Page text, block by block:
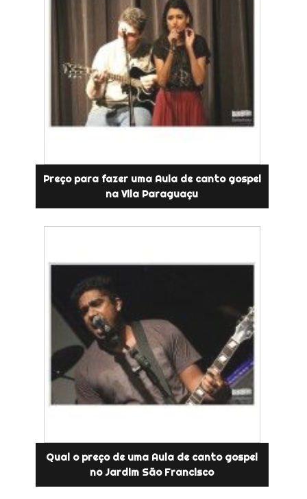
Preço para fazer uma Aula de canto gospel
na Vila Paraguaçu
Qual o preço de uma Aula de canto gospel
no Jardim São Francisco